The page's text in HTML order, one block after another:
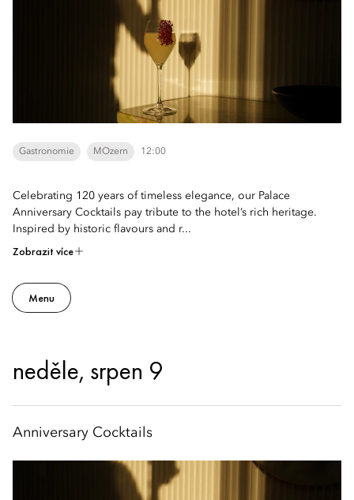
Gastronomie MOzern 12:00
Celebrating 120 years of timeless elegance, our Palace
Anniversary Cocktails pay tribute to the hotel’s rich heritage.
Inspired by historic flavours and r...
Zobrazit více
Menu
neděle, srpen 9
Anniversary Cocktails